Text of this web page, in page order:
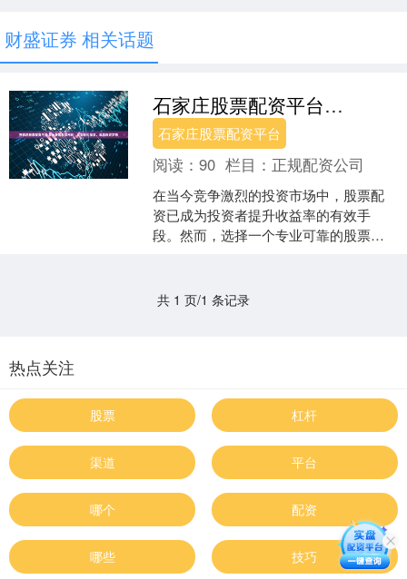
财盛证券 相关话题
石家庄股票配资平台 专业股票配资网站，助您轻松配资，成就投资梦想
石家庄股票配资平台
阅读：90 栏目： 正规配资公司
在当今竞争激烈的投资市场中，股票配
资已成为投资者提升收益率的有效手
段。然而，选择一个专业可靠的股票配
共 1 页/1 条记录
热点关注
股票 杠杆
渠道 平台
哪个 配资
哪些 技巧